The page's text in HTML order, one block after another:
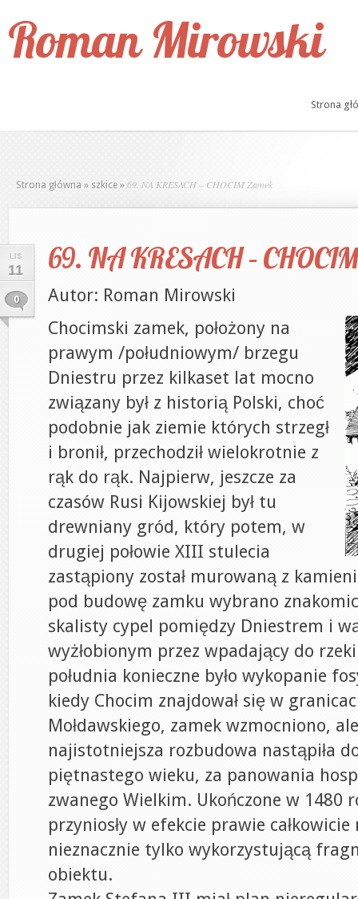
Roman Mirowski
Strona
Strona główna » szkice » 69. NA KRESACH – CHOCIM Zamek
LIS
11
0
69. NA KRESACH –
Autor: Roman Mirowski
Chocimski zamek, położony na
prawym /południowym/ brzegu
Dniestru przez kilkaset lat mocno
związany był z historią Polski, choć
podobnie jak ziemie których strzegł
i bronił, przechodził wielokrotnie z
rąk do rąk. Najpierw, jeszcze za
czasów Rusi Kijowskiej był tu
drewniany gród, który potem, w
drugiej połowie XIII stulecia
zastąpiony został murowaną z
pod budowę zamku wybrano
skalisty cypel pomiędzy Dniestrem i
wyżłobionym przez wpadający do
południa konieczne było wykopanie
kiedy Chocim znajdował się w
Mołdawskiego, zamek wzmocniono,
najistotniejsza rozbudowa nastąpiła
piętnastego wieku, za panowania
zwanego Wielkim. Ukończone w 1480
przyniosły w efekcie prawie
nieznacznie tylko wykorzystującą
obiektu.